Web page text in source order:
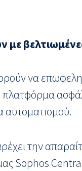
με
να
πλατφόρμα
αυτοματισμού.
την
Sophos